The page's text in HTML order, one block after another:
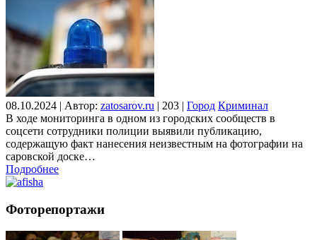
08.10.2024 | Автор: zatosarov.ru | 203 | Город Криминал
В ходе мониторинга в одном из городских сообществ в
соцсети сотрудники полиции выявили публикацию,
содержащую факт нанесения неизвестным на фотографии на
саровской доске…
Подробнее
Фоторепортажи